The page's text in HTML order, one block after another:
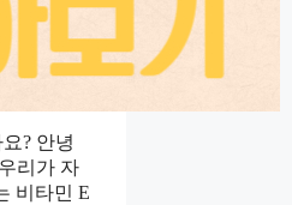
? 안녕
리가 자
비타민 E